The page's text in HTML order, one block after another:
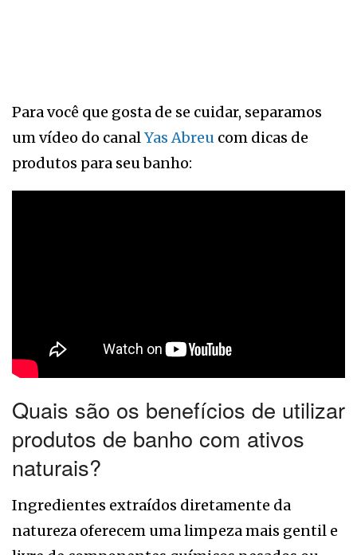
Para você que gosta de se cuidar, separamos
um vídeo do canalYas Abreu com dicas de
produtos para seu banho:
Quais são os benefícios de utilizar
produtos de banho com ativos
naturais?
Ingredientes extraídos diretamente da
natureza oferecem uma limpeza mais gentil e